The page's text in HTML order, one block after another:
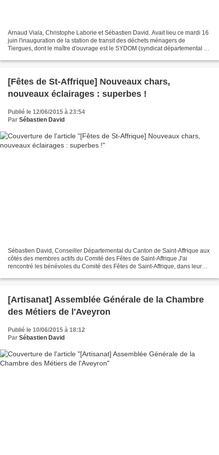
Arnaud Viala, Christophe Laborie et Sébastien David. Avait lieu ce mardi 16
juin l'inauguration de la station de transit des déchets ménagers de
Tiergues, dont le maître d'ouvrage est le SYDOM (syndicat départemental de
[Fêtes de St-Affrique] Nouveaux chars,
nouveaux éclairages : superbes !
Publié le 12/06/2015 à 23:54
Par Sébastien David
Sébastien David, Conseiller Départemental du Canton de Saint-Affrique aux
côtés des membres actifs du Comité des Fêtes de Saint-Affrique J'ai
rencontré les bénévoles du Comité des Fêtes de Saint-Affrique, dans leur
[Artisanat] Assemblée Générale de la Chambre
des Métiers de l'Aveyron
Publié le 10/06/2015 à 18:12
Par Sébastien David